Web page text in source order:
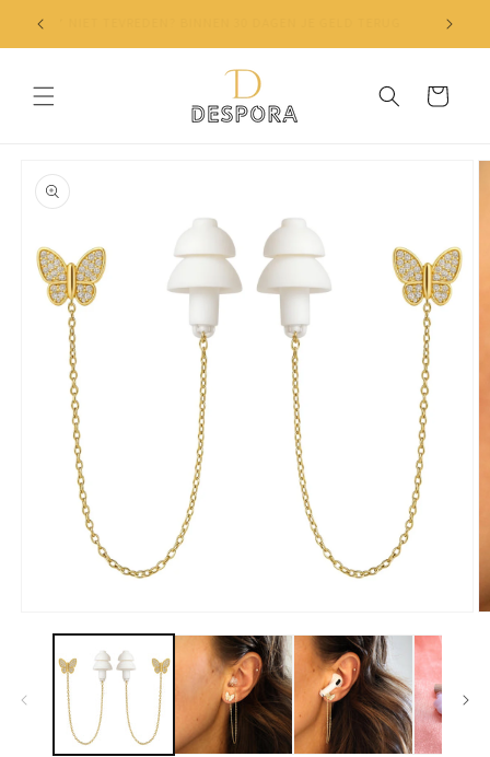
Skip to
content
Cart
product
information
media